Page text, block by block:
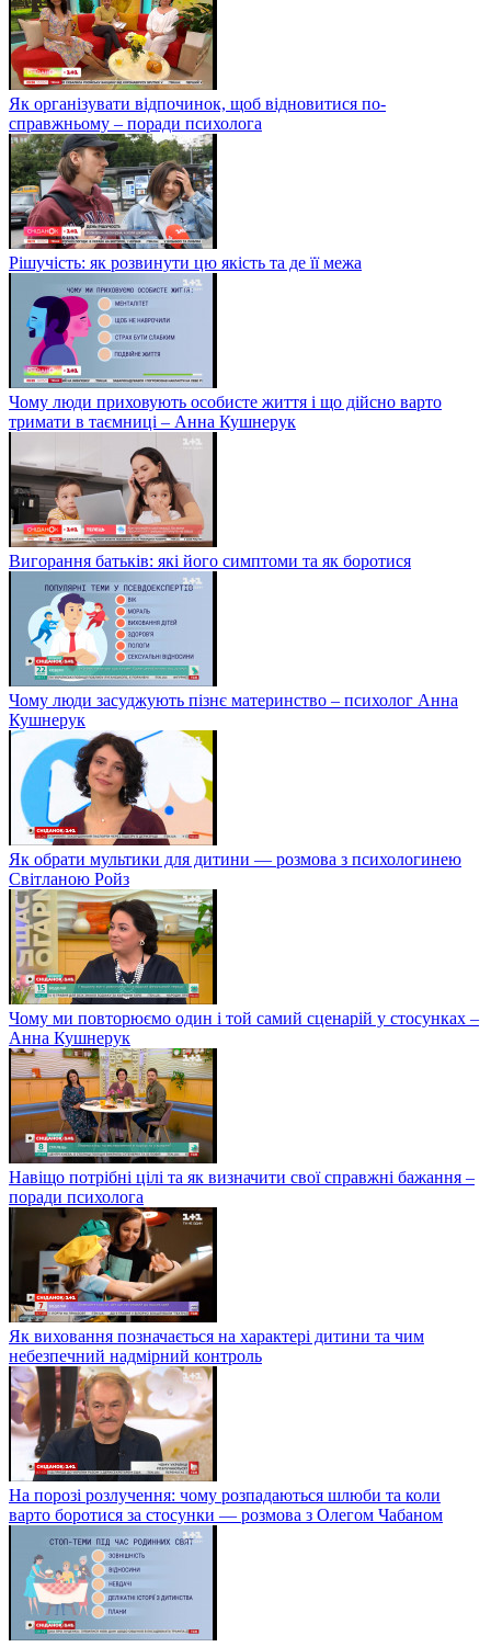
Як організувати відпочинок, щоб відновитися по-
справжньому – поради психолога
Рішучість: як розвинути цю якість та де її межа
Чому люди приховують особисте життя і що дійсно варто
тримати в таємниці – Анна Кушнерук
Вигорання батьків: які його симптоми та як боротися
Чому люди засуджують пізнє материнство – психолог Анна
Кушнерук
Як обрати мультики для дитини — розмова з психологинею
Світланою Ройз
Чому ми повторюємо один і той самий сценарій у стосунках –
Анна Кушнерук
Навіщо потрібні цілі та як визначити свої справжні бажання –
поради психолога
Як виховання позначається на характері дитини та чим
небезпечний надмірний контроль
На порозі розлучення: чому розпадаються шлюби та коли
варто боротися за стосунки — розмова з Олегом Чабаном